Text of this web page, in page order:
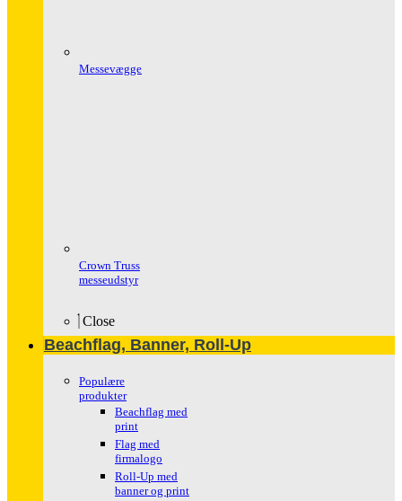
Messevægge
Crown Truss
messeudstyr
Close
Beachflag, Banner, Roll-Up
Populære
produkter
Beachflag med
print
Flag med
firmalogo
Roll-Up med
banner og print